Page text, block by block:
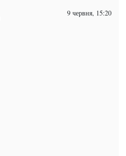
9 червня, 15:20